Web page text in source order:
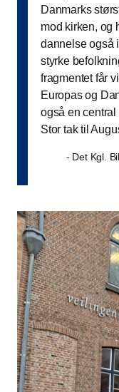
Danmarks
mod kirken, og
dannelse også
styrke
fragmentet får
Europas og
også en
Stor tak til
- Det Kgl.